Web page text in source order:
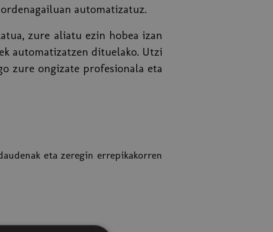
automatizatuz.
zure aliatu ezin hobea izan
automatizatzen dituelako. Utzi
zure ongizate profesionala eta
eta zeregin errepikakorren